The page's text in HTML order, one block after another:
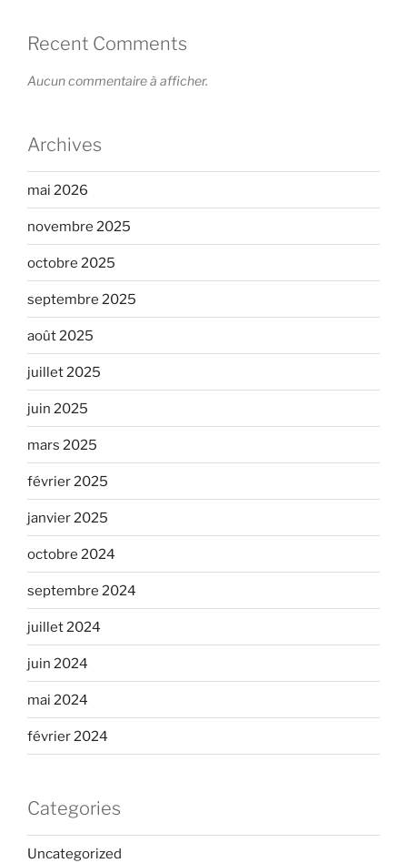
Recent Comments
Aucun commentaire à afficher.
Archives
mai 2026
novembre 2025
octobre 2025
septembre 2025
août 2025
juillet 2025
juin 2025
mars 2025
février 2025
janvier 2025
octobre 2024
septembre 2024
juillet 2024
juin 2024
mai 2024
février 2024
Categories
Uncategorized